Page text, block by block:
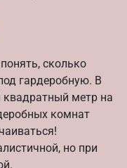
сколько
гардеробную. В
метр на
комнат
но при